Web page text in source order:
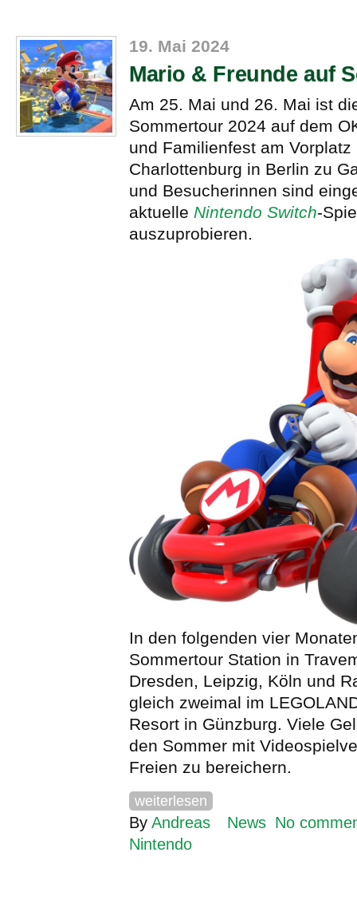
19. Mai 2024
Mario & Freunde auf
Am 25. Mai und 26. Mai ist
Sommertour 2024 auf dem
und Familienfest am Vorplatz
Charlottenburg in Berlin zu
und Besucherinnen sind
aktuelle Nintendo Switch-
auszuprobieren.
In den folgenden vier
Sommertour Station in
Dresden, Leipzig, Köln und
gleich zweimal im
Resort in Günzburg. Viele
den Sommer mit
Freien zu bereichern.
weiterlesen
By Andreas News No
Nintendo